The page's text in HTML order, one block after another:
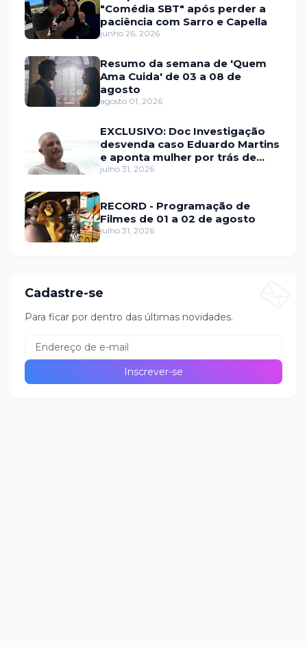
"Comédia SBT" após perder a
paciência com Sarro e Capella
junho 26, 2026
Resumo da semana de 'Quem
Ama Cuida' de 03 a 08 de
agosto
agosto 01, 2026
EXCLUSIVO: Doc Investigação
desvenda caso Eduardo Martins
e aponta mulher por trás de
fraude internacional
julho 31, 2026
RECORD - Programação de
Filmes de 01 a 02 de agosto
julho 31, 2026
Cadastre-se
Para ficar por dentro das últimas novidades.